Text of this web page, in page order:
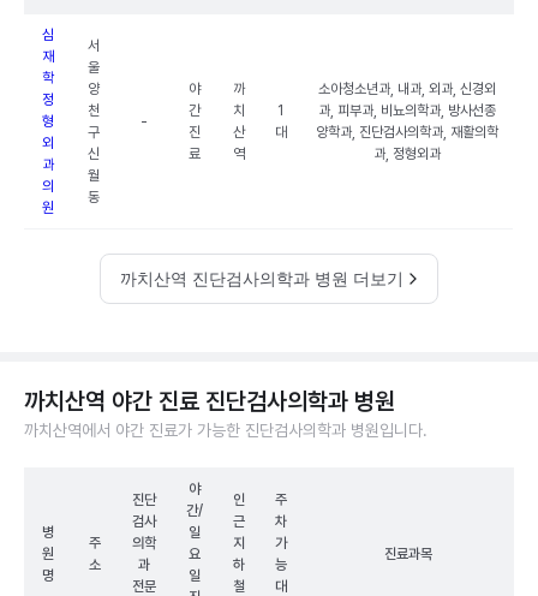
심
재
학
정
형
외
과
의
원
서
울
양
천
구
신
월
동
-
야
간
진
료
까
치
산
역
1
대
소아청소년과, 내과, 외과, 신경외
과, 피부과, 비뇨의학과, 방사선종
양학과, 진단검사의학과, 재활의학
과, 정형외과
까치산역 진단검사의학과 병원 더보기
까치산역 야간 진료 진단검사의학과 병원
까치산역에서 야간 진료가 가능한 진단검사의학과 병원입니다.
병
원
명
주
소
진단
검사
의학
과
전문
야
간/
일
요
일
인
근
지
하
철
주
차
가
능
대
진료과목